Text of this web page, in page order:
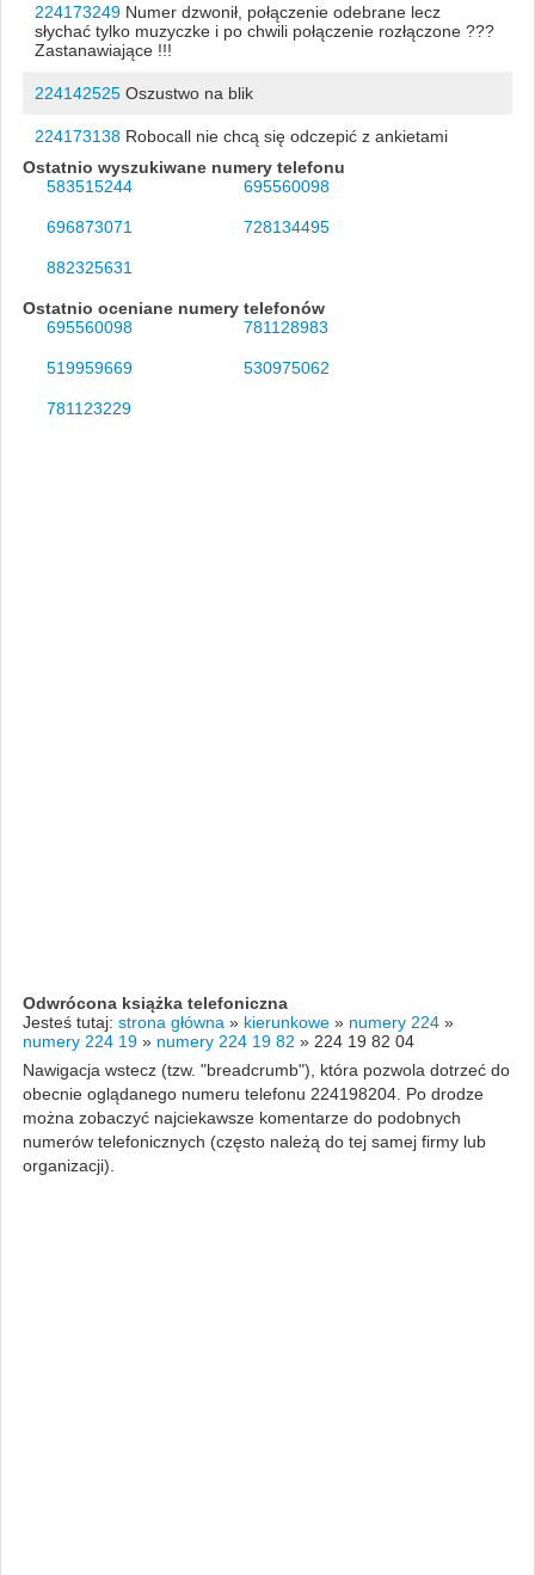
224173249Numer dzwonił, połączenie odebrane lecz
słychać tylko muzyczke i po chwili połączenie rozłączone ???
Zastanawiające !!!
224142525Oszustwo na blik
224173138Robocall nie chcą się odczepić z ankietami
Ostatnio wyszukiwane numery telefonu
583515244
695560098
696873071 728134495
882325631
Ostatnio oceniane numery telefonów
695560098
781128983
519959669 530975062
781123229
Odwrócona książka telefoniczna
Jesteś tutaj: strona główna » kierunkowe » numery 224 »
numery 224 19 » numery 224 19 82 » 224 19 82 04
Nawigacja wstecz (tzw. "breadcrumb"), która pozwola dotrzeć do
obecnie oglądanego numeru telefonu 224198204. Po drodze
można zobaczyć najciekawsze komentarze do podobnych
numerów telefonicznych (często należą do tej samej firmy lub
organizacji).